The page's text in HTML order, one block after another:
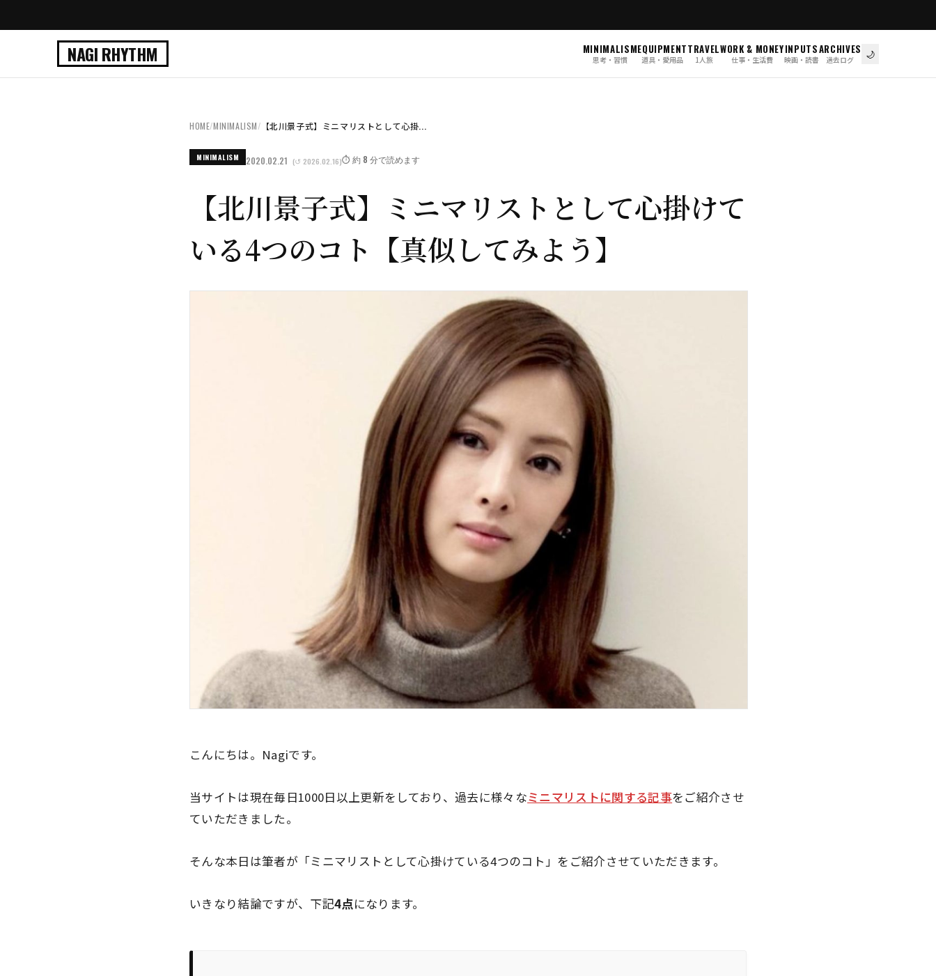
NAGI RHYTHM MINIMALISM
思考・習慣
EQUIPMENT
道具・愛用品
TRAVEL
1人旅
WORK & MONEY
仕事・生活費
INPUTS
映画・読書
ARCHIVES
過去ログ 🌙
HOME/MINIMALISM/ 【北川景子式】ミニマリストとして心掛...
MINIMALISM 2020.02.21 (↺ 2026.02.16)⏱️ 約 8 分で読めます
【北川景子式】ミニマリストとして心掛けて
いる4つのコト【真似してみよう】
こんにちは。Nagiです。
当サイトは現在毎日1000日以上更新をしており、過去に様々なミニマリストに関する記事をご紹介させ
ていただきました。
そんな本日は筆者が 「ミニマリストとして心掛けている4つのコト」 をご紹介させていただきます。
いきなり結論ですが、下記4点になります。